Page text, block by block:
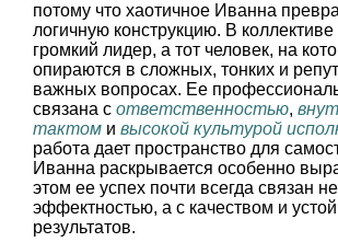
потому что хаотичное Иванна
логичную конструкцию. В
громкий лидер, а тот человек, на
опираются в сложных, тонких и
важных вопросах. Ее
связана с ответственностью,
тактом и высокой культурой
работа дает пространство для
Иванна раскрывается особенно
этом ее успех почти всегда связан
эффектностью, а с качеством и
результатов.